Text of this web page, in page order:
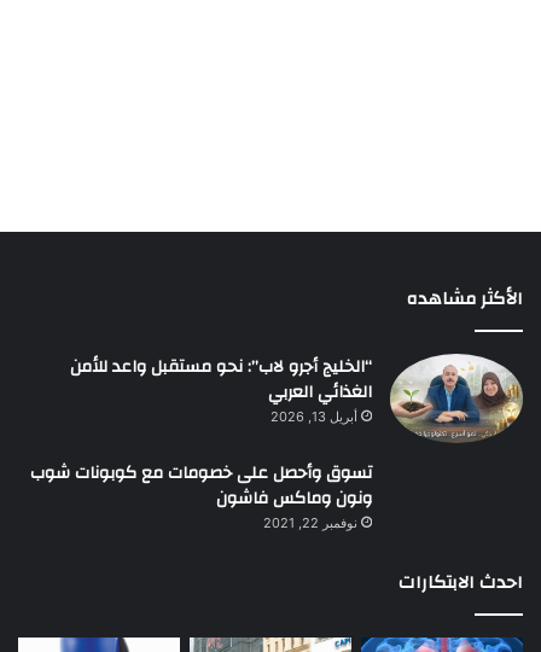
الأكثر مشاهده
“الخليج أجرو لاب”: نحو مستقبل واعد للأمن
الغذائي العربي
أبريل 13, 2026
تسوق وأحصل على خصومات مع كوبونات شوب
ونون وماكس فاشون
نوفمبر 22, 2021
احدث الابتكارات